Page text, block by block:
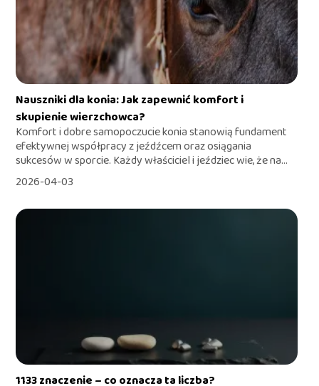
Nauszniki dla konia: Jak zapewnić komfort i
skupienie wierzchowca?
Komfort i dobre samopoczucie konia stanowią fundament
efektywnej współpracy z jeźdźcem oraz osiągania
sukcesów w sporcie. Każdy właściciel i jeździec wie, że na...
2026-04-03
1133 znaczenie – co oznacza ta liczba?